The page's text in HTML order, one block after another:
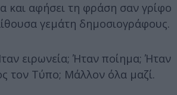
και αφήσει τη φράση σαν γρίφο
γεμάτη δημοσιογράφους.
ειρωνεία; Ήταν ποίημα; Ήταν
τον Τύπο; Μάλλον όλα μαζί.